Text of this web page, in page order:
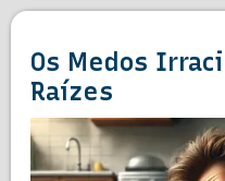
Os Medos
Raízes